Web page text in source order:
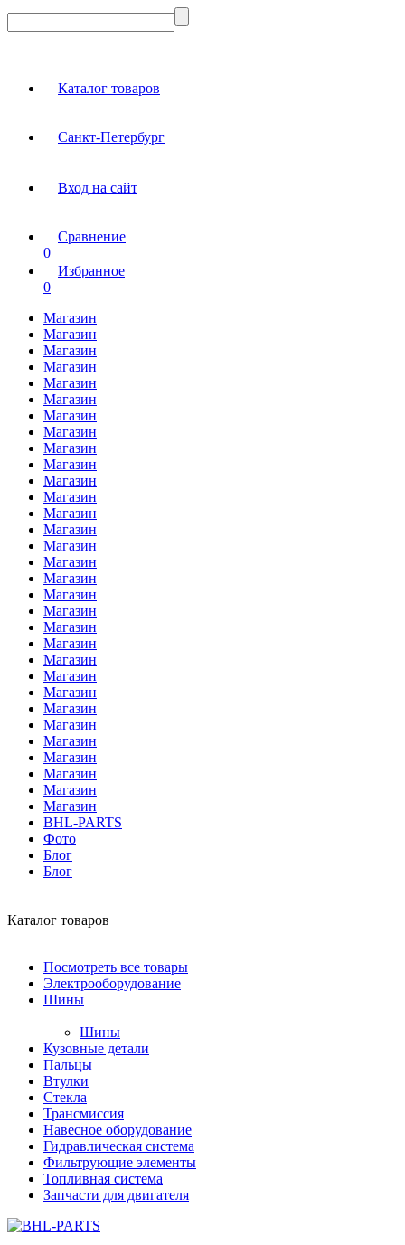
Каталог товаров
Санкт-Петербург
Вход на сайт
Сравнение
0
Избранное
0
Магазин
Магазин
Магазин
Магазин
Магазин
Магазин
Магазин
Магазин
Магазин
Магазин
Магазин
Магазин
Магазин
Магазин
Магазин
Магазин
Магазин
Магазин
Магазин
Магазин
Магазин
Магазин
Магазин
Магазин
Магазин
Магазин
Магазин
Магазин
Магазин
Магазин
Магазин
BHL-PARTS
Фото
Блог
Блог
Каталог товаров
Посмотреть все товары
Электрооборудование
Шины
Шины
Кузовные детали
Пальцы
Втулки
Стекла
Трансмиссия
Навесное оборудование
Гидравлическая система
Фильтрующие элементы
Топливная система
Запчасти для двигателя